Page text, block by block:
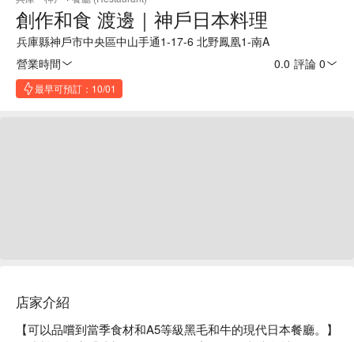
創作和食 渡邊｜神戶日本料理
兵庫縣神戶市中央區中山手通1-17-6 北野鳳凰1-南A
營業時間
0.0 評論 0
最早可預訂：10/01
店家介紹
【可以品嚐到當季食材和A5等級黑毛和牛的現代日本餐廳。】